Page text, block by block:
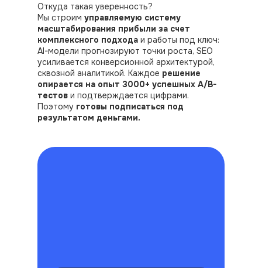
Откуда такая уверенность?
Мы строим управляемую систему
масштабирования прибыли за счет
комплексного подхода и работы под ключ:
AI-модели прогнозируют точки роста, SEO
усиливается конверсионной архитектурой,
сквозной аналитикой. Каждое решение
опирается на опыт 3000+ успешных A/B-
тестов и подтверждается цифрами.
Поэтому готовы подписаться под
результатом деньгами.